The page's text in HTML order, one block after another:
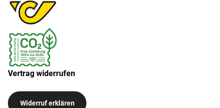
Vertrag widerrufen
Widerruf erklären